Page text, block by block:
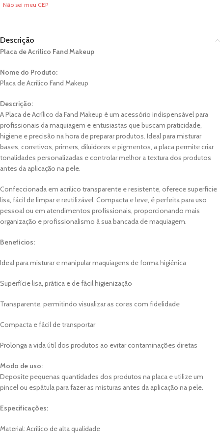
Não sei meu CEP
Descrição
Placa de Acrílico Fand Makeup
Nome do Produto:
Placa de Acrílico Fand Makeup
Descrição:
A Placa de Acrílico da Fand Makeup é um acessório indispensável para
profissionais da maquiagem e entusiastas que buscam praticidade,
higiene e precisão na hora de preparar produtos. Ideal para misturar
bases, corretivos, primers, diluidores e pigmentos, a placa permite criar
tonalidades personalizadas e controlar melhor a textura dos produtos
antes da aplicação na pele.
Confeccionada em acrílico transparente e resistente, oferece superfície
lisa, fácil de limpar e reutilizável. Compacta e leve, é perfeita para uso
pessoal ou em atendimentos profissionais, proporcionando mais
organização e profissionalismo à sua bancada de maquiagem.
Benefícios:
Ideal para misturar e manipular maquiagens de forma higiênica
Superfície lisa, prática e de fácil higienização
Transparente, permitindo visualizar as cores com fidelidade
Compacta e fácil de transportar
Prolonga a vida útil dos produtos ao evitar contaminações diretas
Modo de uso:
Deposite pequenas quantidades dos produtos na placa e utilize um
pincel ou espátula para fazer as misturas antes da aplicação na pele.
Especificações:
Material: Acrílico de alta qualidade